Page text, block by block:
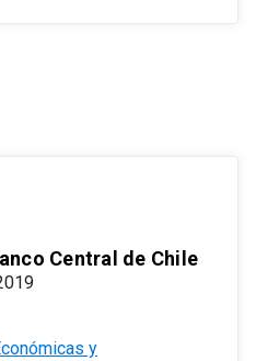
Central de Chile
y